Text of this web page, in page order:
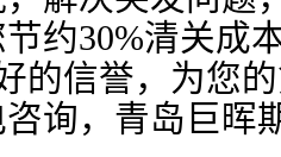
约30%清关成
的信誉，为您
询，青岛巨晖